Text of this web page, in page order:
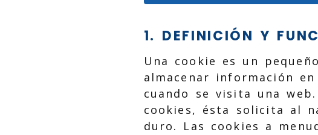
1. DEFINICIÓN Y
Una cookie es un
almacenar información
cuando se visita una
cookies, ésta solicita al
duro. Las cookies a